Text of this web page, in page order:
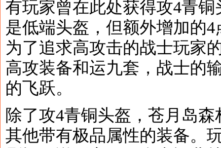
有玩家曾在此处获得攻4青
是低端头盔，但额外增加的
为了追求高攻击的战士玩家
高攻装备和运九套，战士的
的飞跃。
除了攻4青铜头盔，苍月岛
其他带有极品属性的装备。